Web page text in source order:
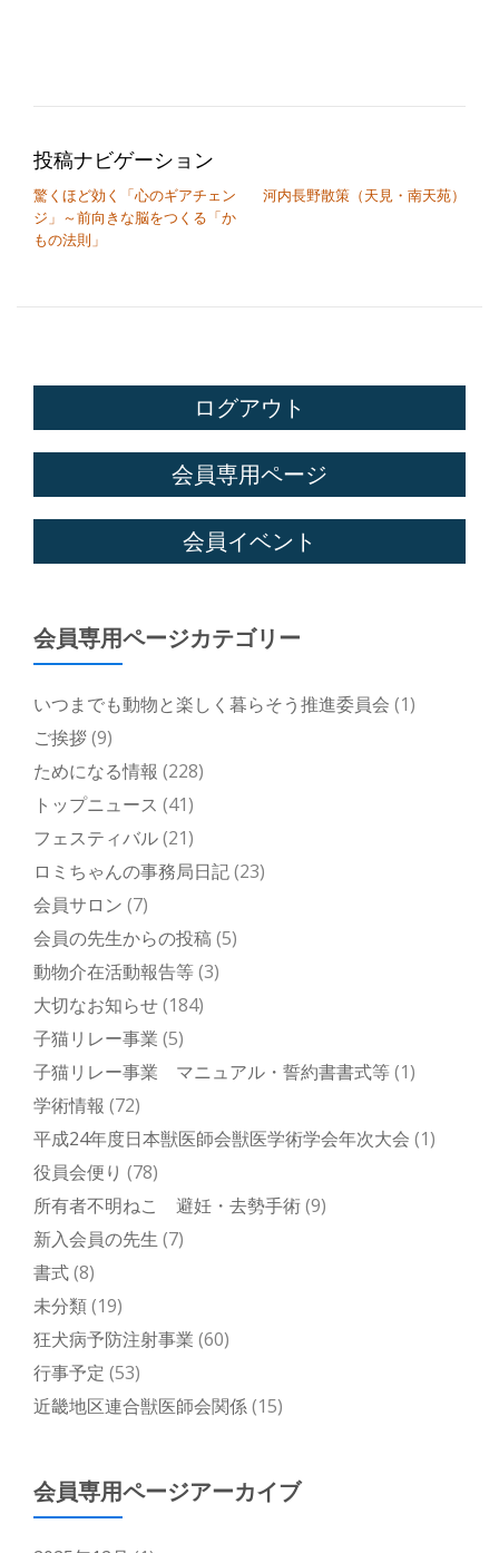
投稿ナビゲーション
驚くほど効く「心のギアチェン
ジ」～前向きな脳をつくる「か
もの法則」
河内長野散策（天見・南天苑）
ログアウト
会員専用ページ
会員イベント
会員専用ページカテゴリー
いつまでも動物と楽しく暮らそう推進委員会 (1)
ご挨拶(9)
ためになる情報 (228)
トップニュース (41)
フェスティバル(21)
ロミちゃんの事務局日記(23)
会員サロン (7)
会員の先生からの投稿(5)
動物介在活動報告等(3)
大切なお知らせ(184)
子猫リレー事業 (5)
子猫リレー事業 マニュアル・誓約書書式等(1)
学術情報 (72)
平成24年度日本獣医師会獣医学術学会年次大会 (1)
役員会便り (78)
所有者不明ねこ 避妊・去勢手術(9)
新入会員の先生 (7)
書式(8)
未分類(19)
狂犬病予防注射事業 (60)
行事予定 (53)
近畿地区連合獣医師会関係(15)
会員専用ページアーカイブ